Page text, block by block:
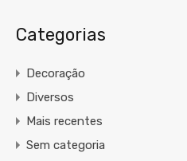
Categorias
Decoração
Diversos
Mais recentes
Sem categoria